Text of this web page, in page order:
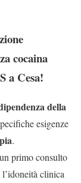
cocaina
a Cesa!
della
esigenze
.
primo consulto
clinica